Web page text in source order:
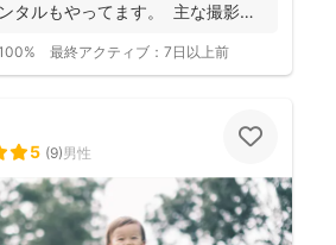
タルもやってます。 主な撮影範
最終アクティブ： 7日以上前
5 (9)男性